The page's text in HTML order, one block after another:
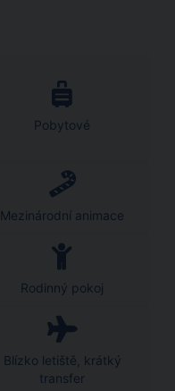
Pobytové
Mezinárodní animace
Rodinný pokoj
Blízko letiště, krátký
transfer